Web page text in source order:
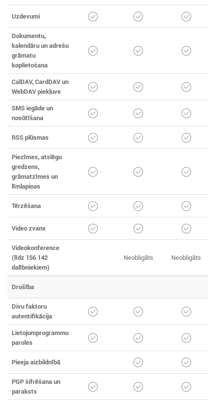
Uzdevumi
Dokumentu,
kalendāru un adrešu
grāmatu
koplietošana
CalDAV, CardDAV un
WebDAV piekļuve
SMS iegāde un
nosūtīšana
RSS plūsmas
Piezīmes, atslēgu
gredzens,
grāmatzīmes un
līmlapiņas
Tērzēšana
Video zvans
Videokonference
(līdz 156 142
dalībniekiem)
Neobligāts Neobligāts
Drošība
Divu faktoru
autentifikācija
Lietojumprogrammu
paroles
Pieeja aizbildnībā
PGP šifrēšana un
paraksts